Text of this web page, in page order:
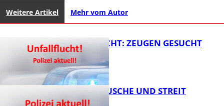
Weitere Artikel Mehr vom Autor
UNFALLFLUCHT: ZEUGEN GESUCHT
KNALLGERÄUSCHE UND STREIT